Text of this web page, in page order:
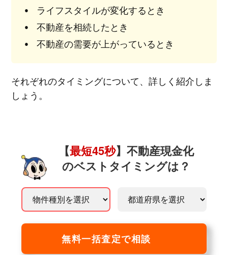
ライフスタイルが変化するとき
不動産を相続したとき
不動産の需要が上がっているとき
それぞれのタイミングについて、詳しく紹介しま
しょう。
【最短45秒】不動産現金化
のベストタイミングは？
無料一括査定で相談